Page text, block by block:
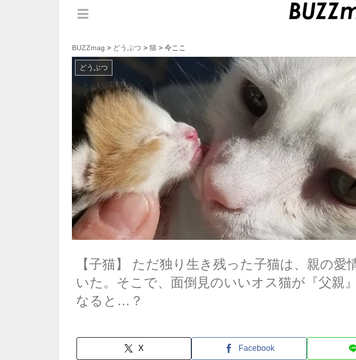
BUZZmag > どうぶつ > 猫 > 今ここ
どうぶつ
【子猫】 ただ独り生き残った子猫は、親の愛
いた。そこで、面倒見のいいオス猫が『父親
なると…？
X Facebook